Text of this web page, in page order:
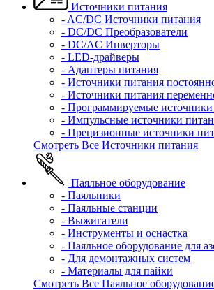
Источники питания
- AC/DC Источники питания
- DC/DC Преобразователи
- DC/AC Инверторы
- LED-драйверы
- Адаптеры питания
- Источники питания
- Источники питания
- Программируемые источники
- Импульсные источники
- Прецизионные источники
Смотреть Все Источники питания
Паяльное оборудование
- Паяльники
- Паяльные станции
- Выжигатели
- Инструменты и оснастка
- Паяльное оборудование для
- Для демонтажных систем
- Материалы для пайки
Смотреть Все Паяльное